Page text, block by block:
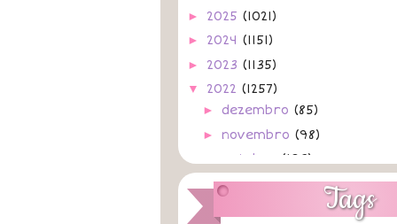
► 2025 (1021)
► 2024 (1151)
► 2023 (1135)
▼ 2022 (1257)
► dezembro (85)
► novembro (98)
outubro (103)
►setembro(108)
► Tags